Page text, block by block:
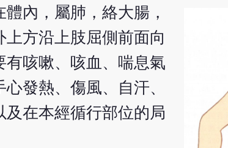
內，屬肺，絡大腸，
方沿上肢屈側前面向
咳嗽、咳血、喘息氣
發熱、傷風、自汗、
在本經循行部位的局